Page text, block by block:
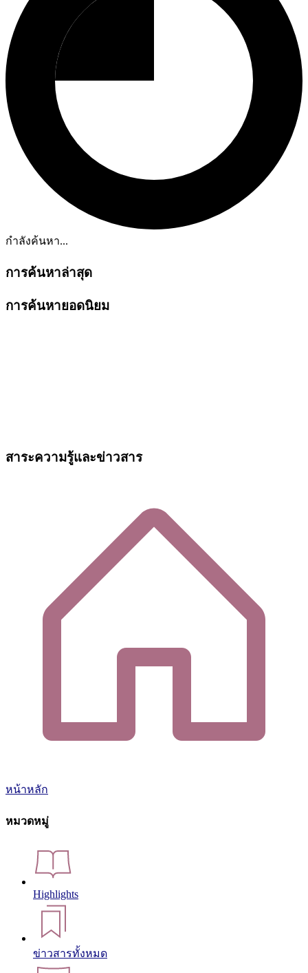
กำลังค้นหา...
การค้นหาล่าสุด
การค้นหายอดนิยม
สาระความรู้และข่าวสาร
หน้าหลัก
หมวดหมู่
Highlights
ข่าวสารทั้งหมด